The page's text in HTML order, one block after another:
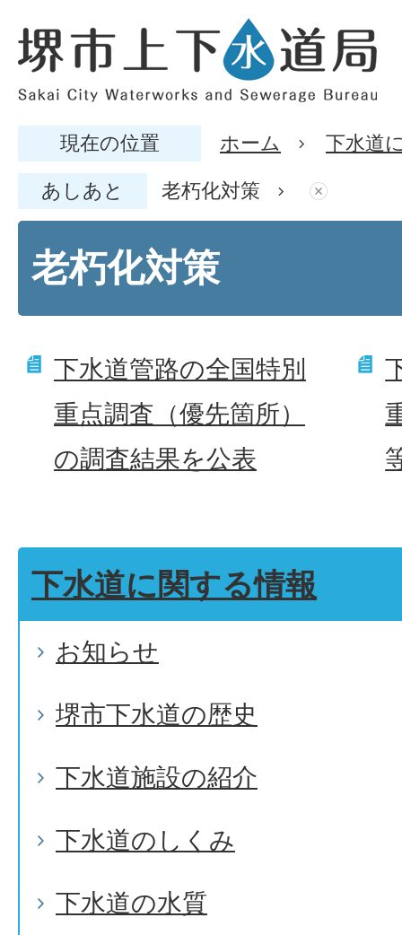
現在の位置 ホーム 下水道
あしあと 老朽化対策
老朽化対策
下水道管路の全国特別
重点調査（優先箇所）
の調査結果を公表
下水道に関する情報
お知らせ
堺市下水道の歴史
下水道施設の紹介
下水道のしくみ
下水道の水質